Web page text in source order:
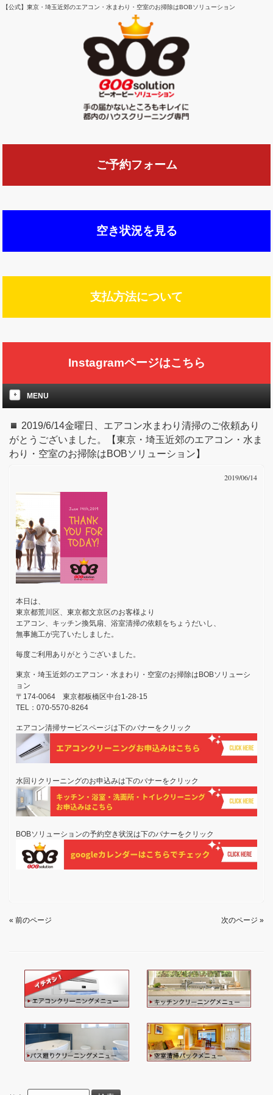
【公式】東京・埼玉近郊のエアコン・水まわり・空室のお掃除はBOBソリューション
ご予約フォーム
空き状況を見る
支払方法について
Instagramページはこちら
MENU
2019/6/14金曜日、エアコン水まわり清掃のご依頼あり
がとうございました。【東京・埼玉近郊のエアコン・水ま
わり・空室のお掃除はBOBソリューション】
2019/06/14
本日は、
東京都荒川区、東京都文京区のお客様より
エアコン、キッチン換気扇、浴室清掃の依頼をちょうだいし、
無事施工が完了いたしました。
毎度ご利用ありがとうございました。
東京・埼玉近郊のエアコン・水まわり・空室のお掃除はBOBソリューシ
ョン
〒174-0064 東京都板橋区中台1-28-15
TEL：070-5570-8264
エアコン清掃サービスページは下のバナーをクリック
水回りクリーニングのお申込みは下のバナーをクリック
BOBソリューションの予約空き状況は下のバナーをクリック
« 前のページ 次のページ »